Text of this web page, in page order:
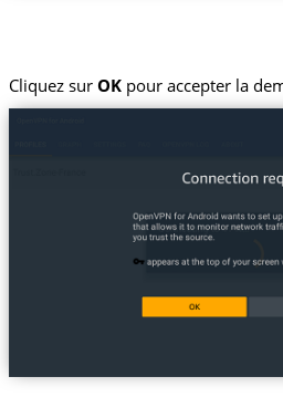
Cliquez sur OKpour accepter la